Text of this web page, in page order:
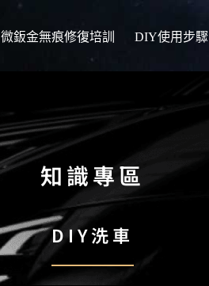
微鈑金無痕修復培訓 DIY使用步驟
知識專區
DIY洗車